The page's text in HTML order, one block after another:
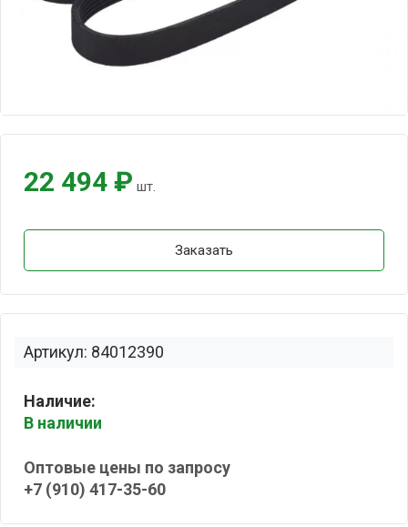
Артикул: 84012390
Наличие:
В наличии
Оптовые цены по запросу
+7 (910) 417-35-60
22 494 ₽ шт.
Заказать